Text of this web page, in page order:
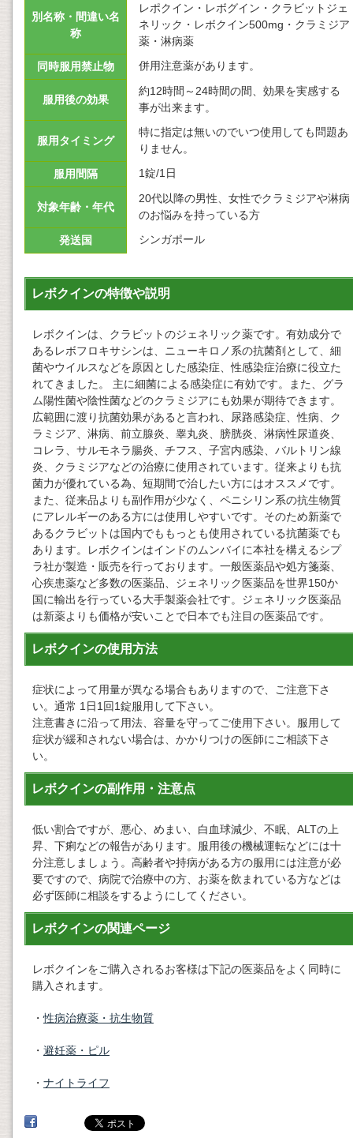
別名称・間違い名
称
レポクイン・レボグイン・クラビットジェ
ネリック・レボクイン500mg・クラミジア
薬・淋病薬
同時服用禁止物
併用注意薬があります。
服用後の効果
約12時間～24時間の間、効果を実感する
事が出来ます。
服用タイミング
特に指定は無いのでいつ使用しても問題あ
りません。
服用間隔
1錠/1日
対象年齢・年代
20代以降の男性、女性でクラミジアや淋病
のお悩みを持っている方
発送国
シンガポール
レボクインの特徴や説明
レボクインは、クラビットのジェネリック薬です。有効成分で
あるレボフロキサシンは、ニューキロノ系の抗菌剤として、細
菌やウイルスなどを原因とした感染症、性感染症治療に役立た
れてきました。 主に細菌による感染症に有効です。また、グラ
ム陽性菌や陰性菌などのクラミジアにも効果が期待できます。
広範囲に渡り抗菌効果があると言われ、尿路感染症、性病、ク
ラミジア、淋病、前立腺炎、睾丸炎、膀胱炎、淋病性尿道炎、
コレラ、サルモネラ腸炎、チフス、子宮内感染、バルトリン線
炎、クラミジアなどの治療に使用されています。従来よりも抗
菌力が優れている為、短期間で治したい方にはオススメです。
また、従来品よりも副作用が少なく、ペニシリン系の抗生物質
にアレルギーのある方には使用しやすいです。そのため新薬で
あるクラビットは国内でももっとも使用されている抗菌薬でも
あります。レボクインはインドのムンバイに本社を構えるシプ
ラ社が製造・販売を行っております。一般医薬品や処方箋薬、
心疾患薬など多数の医薬品、ジェネリック医薬品を世界150か
国に輸出を行っている大手製薬会社です。ジェネリック医薬品
は新薬よりも価格が安いことで日本でも注目の医薬品です。
レボクインの使用方法
症状によって用量が異なる場合もありますので、ご注意下さ
い。通常 1日1回1錠服用して下さい。
注意書きに沿って用法、容量を守ってご使用下さい。服用して
症状が緩和されない場合は、かかりつけの医師にご相談下さ
い。
レボクインの副作用・注意点
低い割合ですが、悪心、めまい、白血球減少、不眠、ALTの上
昇、下痢などの報告があります。服用後の機械運転などには十
分注意しましょう。高齢者や持病がある方の服用には注意が必
要ですので、病院で治療中の方、お薬を飲まれている方などは
必ず医師に相談をするようにしてください。
レボクインの関連ページ
レボクインをご購入されるお客様は下記の医薬品をよく同時に
購入されます。
・性病治療薬・抗生物質
・ 避妊薬・ピル
・ ナイトライフ